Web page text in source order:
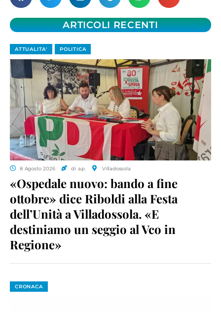
ARTICOLI RECENTI
ATTUALITA' POLITICA
8 Agosto 2026 di a.p. Villadossola
«Ospedale nuovo: bando a fine
ottobre» dice Riboldi alla Festa
dell’Unità a Villadossola. «E
destiniamo un seggio al Vco in
Regione»
CRONACA